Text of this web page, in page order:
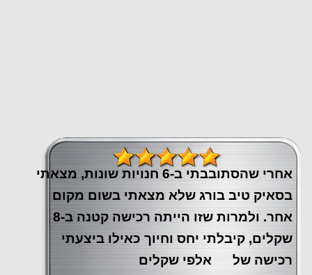
אחרי שהסתובבתי ב-6 חנויות שונות, מצאתי
בסאיק טיב בורג שלא מצאתי בשום מקום
אחר. ולמרות שזו הייתה רכישה קטנה ב-8
שקלים, קיבלתי יחס וחיוך כאילו ביצעתי
רכישה של אלפי שקלים